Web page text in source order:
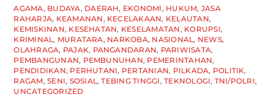
AGAMA, BUDAYA, DAERAH, EKONOMI, HUKUM, JASA
RAHARJA, KEAMANAN, KECELAKAAN, KELAUTAN,
KEMISKINAN, KESEHATAN, KESELAMATAN, KORUPSI,
KRIMINAL, MURATARA, NARKOBA, NASIONAL, NEWS,
OLAHRAGA, PAJAK, PANGANDARAN, PARIWISATA,
PEMBANGUNAN, PEMBUNUHAN, PEMERINTAHAN,
PENDIDIKAN, PERHUTANI, PERTANIAN, PILKADA, POLITIK,
RAGAM,SENI, SOSIAL,TEBING TINGGI,TEKNOLOGI, TNI/POLRI,
UNCATEGORIZED